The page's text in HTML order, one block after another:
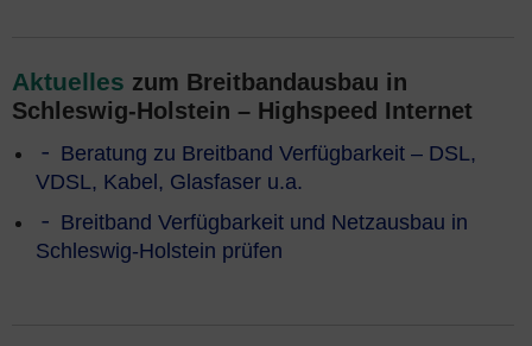
Aktuelles zum Breitbandausbau in
Schleswig-Holstein – Highspeed Internet
Beratung zu Breitband Verfügbarkeit – DSL,
VDSL, Kabel, Glasfaser u.a.
Breitband Verfügbarkeit und Netzausbau in
Schleswig-Holstein prüfen